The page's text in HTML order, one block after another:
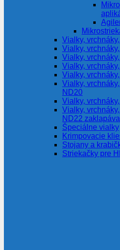
Vialky,
Vialky,
Vialky,
Vialky,
Vialky,
Vialky,
ND20
Vialky,
Vialky,
ND22
Špeciálne vialky
Krimpovacie
Stojany a
Striekačky pre